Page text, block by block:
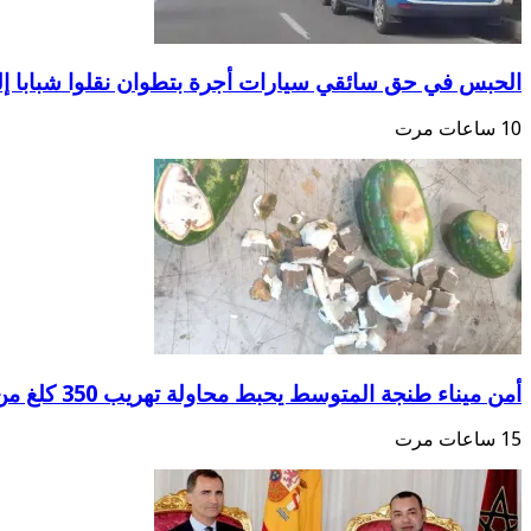
الحبس في حق سائقي سيارات أجرة بتطوان نقلوا شبابا
10 ساعات مرت
أمن ميناء طنجة المتوسط يحبط محاولة تهريب 350 كلغ من الشيرا
15 ساعات مرت